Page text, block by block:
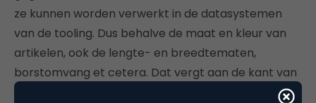
ze kunnen worden verwerkt in de datasystemen
van de tooling. Dus behalve de maat en kleur van
artikelen, ook de lengte- en breedtematen,
borstomvang et cetera. Dat vergt aan de kant van
de kledingfabrikanten behoorlijke aanpassingen in